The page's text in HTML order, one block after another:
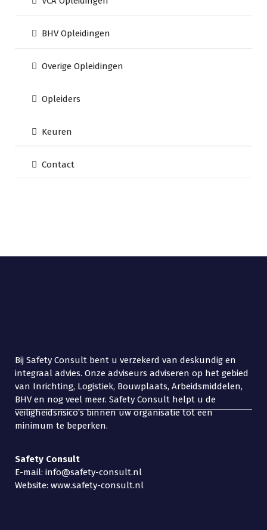
BHV Opleidingen
Overige Opleidingen
Opleiders
Keuren
Contact
Bij Safety Consult bent u verzekerd van deskundig en
integraal advies. Onze adviseurs adviseren op het gebied
van Inrichting, Logistiek, Bouwplaats, Arbeidsmiddelen,
BHV en nog veel meer. Safety Consult helpt u de
veiligheidsrisico’s binnen uw organisatie tot een
minimum te beperken.
Safety Consult
E-mail: info@safety-consult.nl
Website: www.safety-consult.nl